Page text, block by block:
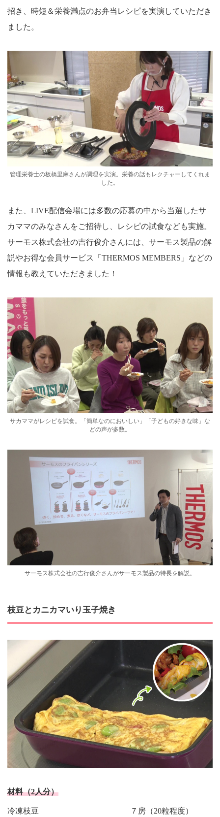
招き、時短＆栄養満点のお弁当レシピを実演していただき
ました。
管理栄養士の板橋里麻さんが調理を実演。栄養の話もレクチャーしてくれま
した。
また、LIVE配信会場には多数の応募の中から当選したサ
カママのみなさんをご招待し、レシピの試食なども実施。
サーモス株式会社の吉行俊介さんには、サーモス製品の解
説やお得な会員サービス「THERMOS MEMBERS」などの
情報も教えていただきました！
サカママがレシピを試食。「簡単なのにおいしい」「子どもの好きな味」な
どの声が多数。
サーモス株式会社の吉行俊介さんがサーモス製品の特長を解説。
枝豆とカニカマいり玉子焼き
材料（2人分）
冷凍枝豆 ７房（20粒程度）